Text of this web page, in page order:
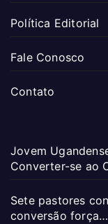
Política Editorial
Fale Conosco
Contato
Jovem
Converter-se ao
Sete pastores
conversão força…